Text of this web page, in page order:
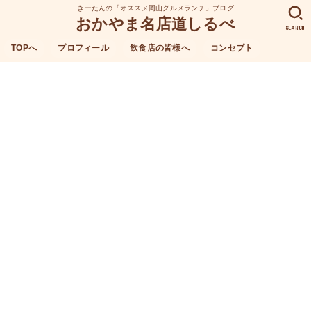
きーたんの「オススメ岡山グルメランチ」ブログ
おかやま名店道しるべ
TOPへ プロフィール 飲食店の皆様へ コンセプト
SEARCH